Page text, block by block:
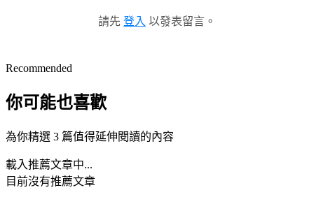
請先 登入 以發表留言。
Recommended
你可能也喜歡
為你精選 3 篇值得延伸閱讀的內容
載入推薦文章中...
目前沒有推薦文章